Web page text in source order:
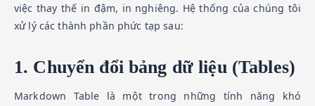
việc thay thế in đậm, in nghiêng. Hệ thống của chúng tôi
xử lý các thành phần phức tạp sau:
1. Chuyển đổi bảng dữ liệu (Tables)
Markdown Table là một trong những tính năng khó